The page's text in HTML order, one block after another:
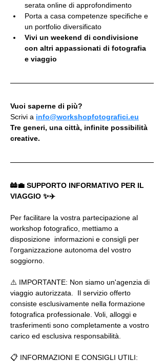
serata online di approfondimento
Porta a casa competenze specifiche e
un portfolio diversificato
Vivi un weekend di condivisione
con altri appassionati di fotografia
e viaggio
Vuoi saperne di più?
Scrivi a info@workshopfotografici.eu
Tre generi, una città, infinite possibilità
creative.
🚋💼 SUPPORTO INFORMATIVO PER IL
VIAGGIO ✨✈️
Per facilitare la vostra partecipazione al
workshop fotografico, mettiamo a
disposizione  informazioni e consigli per
l'organizzazione autonoma del vostro
soggiorno.
⚠️ IMPORTANTE: Non siamo un'agenzia di
viaggio autorizzata.  Il servizio offerto
consiste esclusivamente nella formazione
fotografica professionale. Voli, alloggi e
trasferimenti sono completamente a vostro
carico ed esclusiva responsabilità.
📋 INFORMAZIONI E CONSIGLI UTILI: